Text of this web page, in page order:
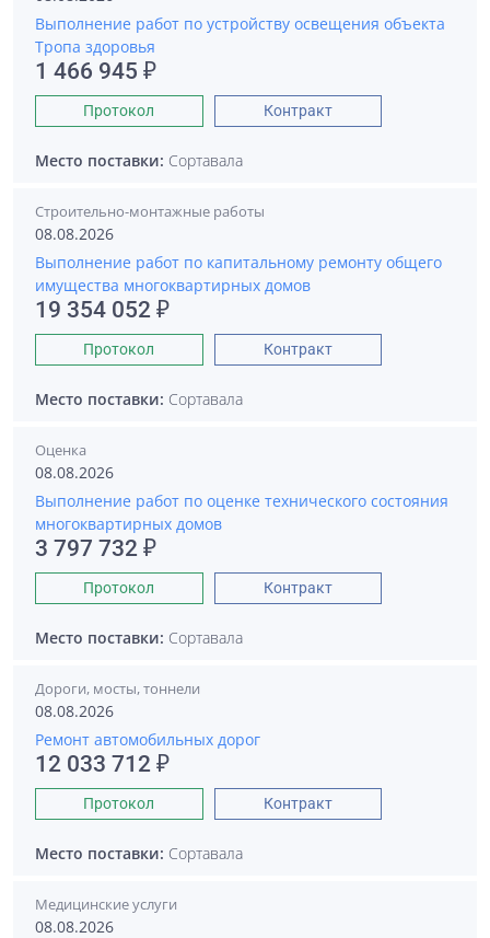
Выполнение работ по устройству освещения объекта
Тропа здоровья
1 466 945 ₽
Протокол Контракт
Место поставки: Сортавала
Строительно-монтажные работы
08.08.2026
Выполнение работ по капитальному ремонту общего
имущества многоквартирных домов
19 354 052 ₽
Протокол Контракт
Место поставки: Сортавала
Оценка
08.08.2026
Выполнение работ по оценке технического состояния
многоквартирных домов
3 797 732 ₽
Протокол Контракт
Место поставки: Сортавала
Дороги, мосты, тоннели
08.08.2026
Ремонт автомобильных дорог
12 033 712 ₽
Протокол Контракт
Место поставки: Сортавала
Медицинские услуги
08.08.2026